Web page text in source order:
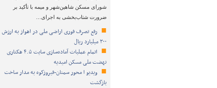
شورای مسکن شاهین‌شهر و میمه با تأکید بر
ضرورت شتاب‌بخشی به اجرای…
رفع تصرف فوری اراضی ملی در اهواز به ارزش
۳۰۰ میلیارد ریال
اتمام عملیات آماده‌سازی سایت ۴.۵ هکتاری
نهضت ملی مسکن امیدیه
ویدیو ا محور سمنان-فیروزکوه به مدار ساخت
بازگشت